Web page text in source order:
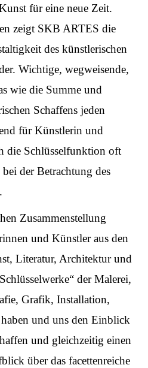
für eine neue Zeit.
zeigt SKB ARTES die
des künstlerischen
Wichtige, wegweisende,
wie die Summe und
Schaffens jeden
für Künstlerin und
die Schlüsselfunktion oft
der Betrachtung des
Zusammenstellung
und Künstler aus den
Literatur, Architektur und
der Malerei,
Grafik, Installation,
und uns den Einblick
und gleichzeitig einen
über das facettenreiche